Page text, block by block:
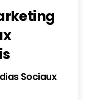
Sociaux